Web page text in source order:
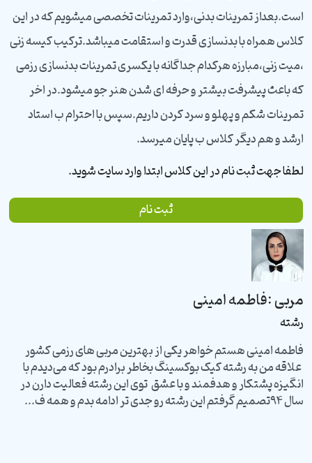
است.بعداز تمرینات بدنی،وارد تمرینات تخصصی میشویم که در این
کلاس همراه با بدنسازی قدرت و استقامت میباشد.ترکیب کیسه زنی
،میت زنی،مبارزه هرکدام جداگانه با یکسری تمرینات بدنسازی رزمی
که باعث پیشرفت بیشتر و حرفه ای شدن هنر جو میشود.در اخر
تمرینات شکم و پهلو و سرد کردن داریم.سپس با احترام ب استاد
ارشد و هم دیگر کلاس ب پایان میرسد.
لطفا جهت ثبت نام در این کلاس ابتدا وارد سایت شوید.
ثبت نام
مربی :فاطمه امینی
رشته
فاطمه امینی هستم خواهر یکی از بهترین مربی های رزمی کشور
علاقه من به رشته کیک بوکسینگ بخاطر برادرم بود که می‌دیدم با
انگیزه پشتکار و هدفمند و با عشق توی این رشته فعالیت دارن در
سال ۹۴تصمیم گرفتم این رشته رو جدی تر ادامه بدم و همه ف...